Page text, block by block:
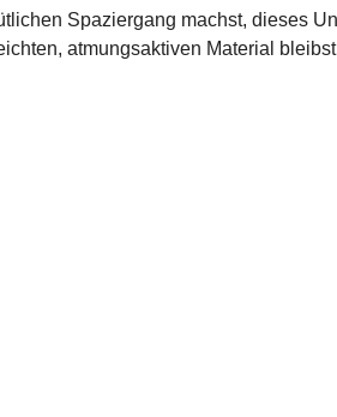
Spaziergang machst, dieses
atmungsaktiven Material